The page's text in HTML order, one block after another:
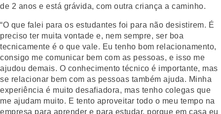
de 2 anos e está grávida, com outra criança a caminho.
“O que falei para os estudantes foi para não desistirem. É
preciso ter muita vontade e, nem sempre, ser boa
tecnicamente é o que vale. Eu tenho bom relacionamento,
consigo me comunicar bem com as pessoas, e isso me
ajudou demais. O conhecimento técnico é importante, mas
se relacionar bem com as pessoas também ajuda. Minha
experiência é muito desafiadora, mas tenho colegas que
me ajudam muito. E tento aproveitar todo o meu tempo na
empresa para aprender e para estudar, porque em casa eu